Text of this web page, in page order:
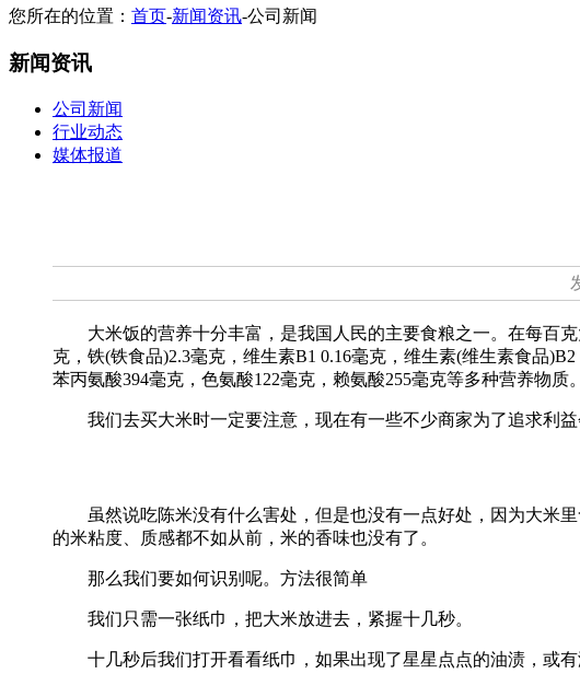
您所在的位置： 首页-新闻资讯-公司新闻
新闻资讯
公司新闻
行业动态
媒体报道
大米饭的营养十分丰富，是我国人民的主要食粮之一。在每百克
克，铁(铁食品)2.3毫克，维生素B1 0.16毫克，维生素(维生素食品
苯丙氨酸394毫克，色氨酸122毫克，赖氨酸255毫克等多种营养物质。
我们去买大米时一定要注意，现在有一些不少商家为了追求利益
虽然说吃陈米没有什么害处，但是也没有一点好处，因为大米里
的米粘度、质感都不如从前，米的香味也没有了。
那么我们要如何识别呢。方法很简单
我们只需一张纸巾，把大米放进去，紧握十几秒。
十几秒后我们打开看看纸巾，如果出现了星星点点的油渍，或有